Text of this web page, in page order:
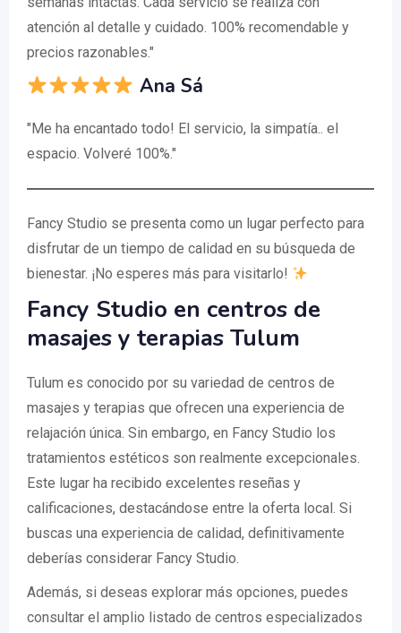
atención al detalle y cuidado. 100% recomendable y
precios razonables."
Ana Sá
"Me ha encantado todo! El servicio, la simpatía.. el
espacio. Volveré 100%."
Fancy Studio se presenta como un lugar perfecto para
disfrutar de un tiempo de calidad en su búsqueda de
bienestar. ¡No esperes más para visitarlo!
Fancy Studio en centros de
masajes y terapias Tulum
Tulum es conocido por su variedad de centros de
masajes y terapias que ofrecen una experiencia de
relajación única. Sin embargo, en Fancy Studio los
tratamientos estéticos son realmente excepcionales.
Este lugar ha recibido excelentes reseñas y
calificaciones, destacándose entre la oferta local. Si
buscas una experiencia de calidad, definitivamente
deberías considerar Fancy Studio.
Además, si deseas explorar más opciones, puedes
consultar el amplio listado de centros especializados